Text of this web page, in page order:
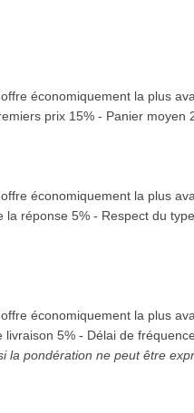
économiquement la plus
prix 15% - Panier moyen
économiquement la plus
la réponse 5% - Respect du
économiquement la plus
5% - Délai de
la pondération ne peut être